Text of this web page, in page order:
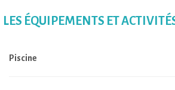
LES ÉQUIPEMENTS ET
Piscine